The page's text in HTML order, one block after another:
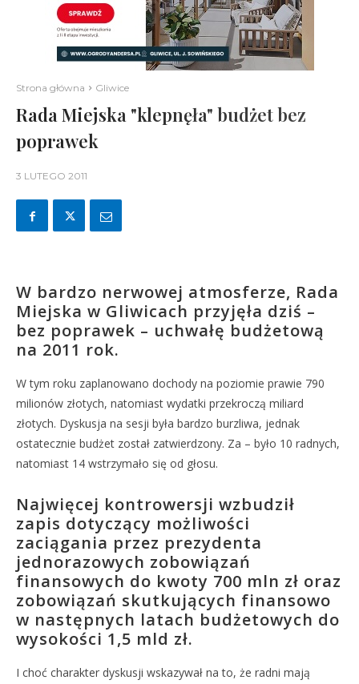
Strona główna Gliwice
Rada Miejska "klepnęła" budżet bez
poprawek
3 LUTEGO 2011
W bardzo nerwowej atmosferze, Rada
Miejska w Gliwicach przyjęła dziś –
bez poprawek – uchwałę budżetową
na 2011 rok.
W tym roku zaplanowano dochody na poziomie prawie 790
milionów złotych, natomiast wydatki przekroczą miliard
złotych. Dyskusja na sesji była bardzo burzliwa, jednak
ostatecznie budżet został zatwierdzony. Za – było 10 radnych,
natomiast 14 wstrzymało się od głosu.
Najwięcej kontrowersji wzbudził
zapis dotyczący możliwości
zaciągania przez prezydenta
jednorazowych zobowiązań
finansowych do kwoty 700 mln zł oraz
zobowiązań skutkujących finansowo
w następnych latach budżetowych do
wysokości 1,5 mld zł.
I choć charakter dyskusji wskazywał na to, że radni mają